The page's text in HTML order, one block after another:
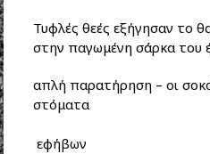
της
Τυφλές θεές εξήγησαν το
στην παγωμένη σάρκα του
απλή παρατήρηση – οι
εφήβων